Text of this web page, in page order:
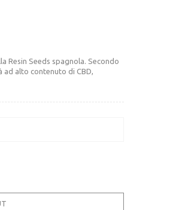
Resin Seeds spagnola. Secondo
alto contenuto di CBD,